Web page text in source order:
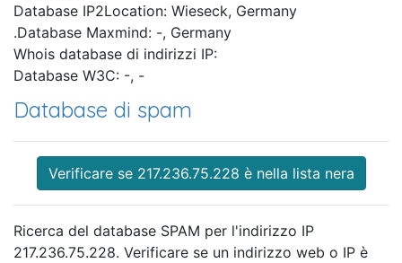
Database IP2Location: Wieseck, Germany
.Database Maxmind: -, Germany
Whois database di indirizzi IP:
Database W3C: -, -
Database di spam
Verificare se 217.236.75.228 è nella lista nera
Ricerca del database SPAM per l'indirizzo IP
217.236.75.228. Verificare se un indirizzo web o IP è